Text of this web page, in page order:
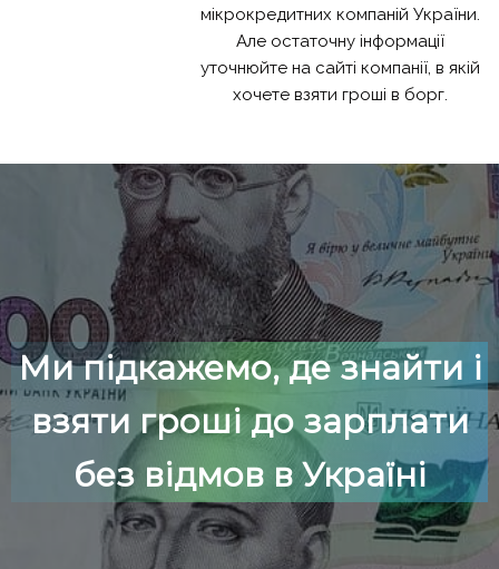
мікрокредитних компаній України.
Але остаточну інформації
уточнюйте на сайті компанії, в якій
хочете взяти гроші в борг.
Ми підкажемо, де знайти і
взяти гроші до зарплати
без відмов в Україні